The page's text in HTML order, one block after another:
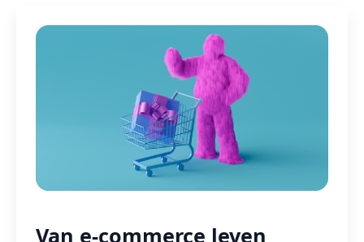
Van e-commerce leven